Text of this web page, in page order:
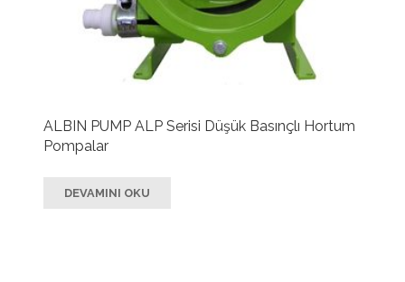
ALBIN PUMP ALP Serisi Düşük Basınçlı Hortum
Pompalar
DEVAMINI OKU